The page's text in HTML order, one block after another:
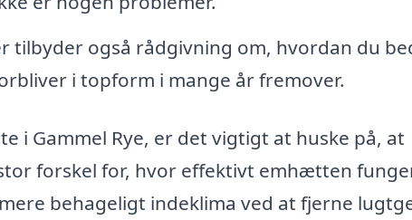
tilbyder også rådgivning om, hvordan du
i topform i mange år fremover.
Gammel Rye, er det vigtigt at huske på, at
forskel for, hvor effektivt emhætten
behageligt indeklima ved at fjerne